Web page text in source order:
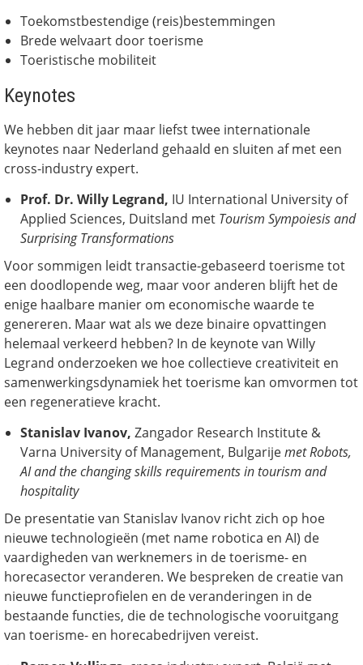
Toekomstbestendige (reis)bestemmingen
Brede welvaart door toerisme
Toeristische mobiliteit
Keynotes
We hebben dit jaar maar liefst twee internationale
keynotes naar Nederland gehaald en sluiten af met een
cross-industry expert.
Prof. Dr. Willy Legrand, IU International University of
Applied Sciences, Duitsland met Tourism Sympoiesis and
Surprising Transformations
Voor sommigen leidt transactie-gebaseerd toerisme tot
een doodlopende weg, maar voor anderen blijft het de
enige haalbare manier om economische waarde te
genereren. Maar wat als we deze binaire opvattingen
helemaal verkeerd hebben? In de keynote van Willy
Legrand onderzoeken we hoe collectieve creativiteit en
samenwerkingsdynamiek het toerisme kan omvormen tot
een regeneratieve kracht.
Stanislav Ivanov, Zangador Research Institute &
Varna University of Management, Bulgarijemet Robots,
AI and the changing skills requirements in tourism and
hospitality
De presentatie van Stanislav Ivanov richt zich op hoe
nieuwe technologieën (met name robotica en AI) de
vaardigheden van werknemers in de toerisme- en
horecasector veranderen. We bespreken de creatie van
nieuwe functieprofielen en de veranderingen in de
bestaande functies, die de technologische vooruitgang
van toerisme- en horecabedrijven vereist.